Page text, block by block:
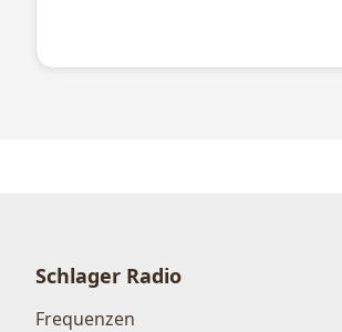
Schlager Radio
Frequenzen